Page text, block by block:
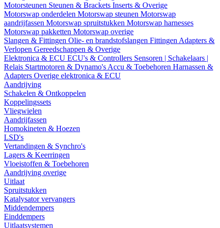
Motorsteunen Steunen & Brackets Inserts & Overige
Motorswap onderdelen Motorswap steunen Motorswap
aandrijfassen Motorswap spruitstukken Motorswap harnesses
Motorswap pakketten Motorswap overige
Slangen & Fittingen Olie- en brandstofslangen Fittingen Adapters &
Verlopen Gereedschappen & Overige
Elektronica & ECU ECU's & Controllers Sensoren | Schakelaars |
Relais Startmotoren & Dynamo's Accu & Toebehoren Harnassen &
Adapters Overige elektronica & ECU
Aandrijving
Schakelen & Ontkoppelen
Koppelingssets
Vliegwielen
Aandrijfassen
Homokineten & Hoezen
LSD's
Vertandingen & Synchro's
Lagers & Keerringen
Vloeistoffen & Toebehoren
Aandrijving overige
Uitlaat
Spruitstukken
Katalysator vervangers
Middendempers
Einddempers
Uitlaatsystemen